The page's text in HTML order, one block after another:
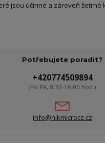
jsou účinné a zároveň šetrné
Potřebujete poradit?
+420774509894
(Po-Pá, 8:30-16:00 hod.)
info@hikmicrocz.cz